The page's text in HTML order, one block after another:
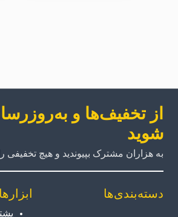
از تخفیف‌ها و
شوید
به هزاران مشترک بپیوندید و هیچ تخفیفی
دسته‌بندی‌ها ابزارها